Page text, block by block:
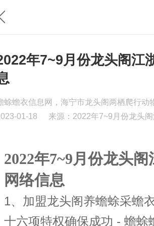
年7~9月份龙头阁江
蜍蟾衣信息网，海宁市龙头阁两栖爬行动
01-18
来源：2022年7~9月份龙头
2022年7~9月份龙头
网络信息
1、 加盟龙头阁养蟾蜍采蟾
十六项特权确保成功 - 蟾蜍